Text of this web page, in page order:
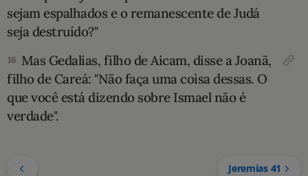
sejam espalhados e o remanescente de Judá
seja destruí­do?"
16 Mas Gedalias, filho de Aicam, disse a Joanã,
filho de Careá: "Não faça uma coisa dessas. O
que você está dizendo sobre Ismael não é
verdade".
Jeremias 41